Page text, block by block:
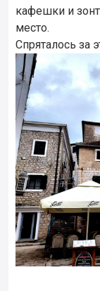
кафешки и
место.
Спряталось за